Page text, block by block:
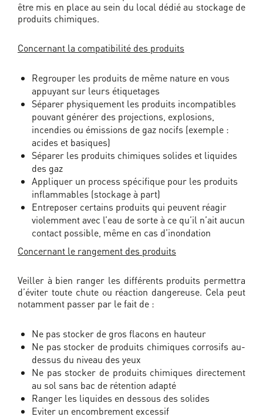
être mis en place au sein du local dédié au stockage de
produits chimiques.
Concernant la compatibilité des produits
Regrouper les produits de même nature en vous
appuyant sur leurs étiquetages
Séparer physiquement les produits incompatibles
pouvant générer des projections, explosions,
incendies ou émissions de gaz nocifs (exemple :
acides et basiques)
Séparer les produits chimiques solides et liquides
des gaz
Appliquer un process spécifique pour les produits
inflammables (stockage à part)
Entreposer certains produits qui peuvent réagir
violemment avec l’eau de sorte à ce qu’il n’ait aucun
contact possible, même en cas d’inondation
Concernant le rangement des produits
Veiller à bien ranger les différents produits permettra
d’éviter toute chute ou réaction dangereuse. Cela peut
notamment passer par le fait de :
Ne pas stocker de gros flacons en hauteur
Ne pas stocker de produits chimiques corrosifs au-
dessus du niveau des yeux
Ne pas stocker de produits chimiques directement
au sol sans bac de rétention adapté
Ranger les liquides en dessous des solides
Eviter un encombrement excessif